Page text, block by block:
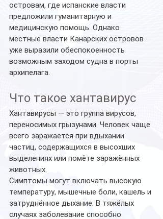
островам, где испанские власти
предложили гуманитарную и
медицинскую помощь. Однако
местные власти Канарских островов
уже выразили обеспокоенность
возможным заходом судна в порты
архипелага.
Что такое хантавирус
Хантавирусы — это группа вирусов,
переносимых грызунами. Человек чаще
всего заражается при вдыхании
частиц, содержащихся в высохших
выделениях или помёте заражённых
животных.
Симптомы могут включать высокую
температуру, мышечные боли, кашель и
затруднённое дыхание. В тяжёлых
случаях заболевание способно